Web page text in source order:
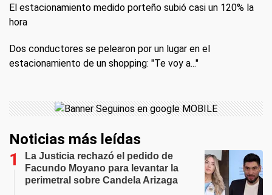
El estacionamiento medido porteño subió casi un 120% la
hora
Dos conductores se pelearon por un lugar en el
estacionamiento de un shopping: "Te voy a..."
Noticias más leídas
La Justicia rechazó el pedido de
Facundo Moyano para levantar la
perimetral sobre Candela Arizaga